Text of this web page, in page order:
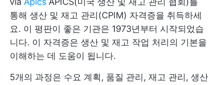
통해 생산 및 재고 관리(CPIM) 자격증을 취득하세
요. 이 평판이 좋은 기관은 1973년부터 시작되었습
니다. 이 자격증은 생산 및 재고 작업 처리의 기본을
이해하는 데 도움이 됩니다.
5개의 과정은 수요 계획, 품질 관리, 재고 관리, 생산